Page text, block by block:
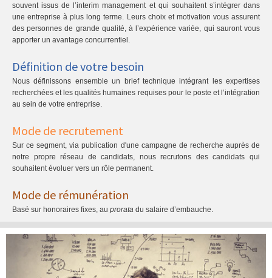
souvent issus de l’interim management et qui souhaitent s’intégrer dans
une entreprise à plus long terme. Leurs choix et motivation vous assurent
des personnes de grande qualité, à l’expérience variée, qui sauront vous
apporter un avantage concurrentiel.
Définition de votre besoin
Nous définissons ensemble un brief technique intégrant les expertises
recherchées et les qualités humaines requises pour le poste et l’intégration
au sein de votre entreprise.
Mode de recrutement
Sur ce segment, via publication d'une campagne de recherche auprès de
notre propre réseau de candidats, nous recrutons des candidats qui
souhaitent évoluer vers un rôle permanent.
Mode de rémunération
Basé sur honoraires fixes, au prorata du salaire d’embauche.